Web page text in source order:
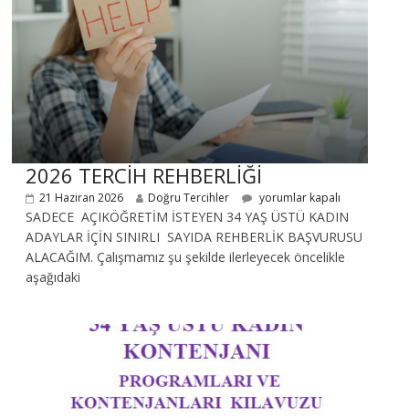
2026 TERCİH REHBERLİĞİ
21 Haziran 2026 Doğru Tercihler yorumlar kapalı
SADECE AÇIKÖĞRETİM İSTEYEN 34 YAŞ ÜSTÜ KADIN
ADAYLAR İÇİN SINIRLI SAYIDA REHBERLİK BAŞVURUSU
ALACAĞIM. Çalışmamız şu şekilde ilerleyecek öncelikle
aşağıdaki